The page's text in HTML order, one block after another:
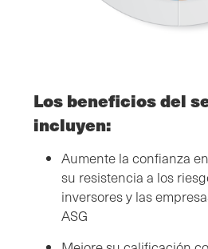
Los beneficios del
incluyen:
Aumente la confianza
su resistencia a los
inversores y las
ASG